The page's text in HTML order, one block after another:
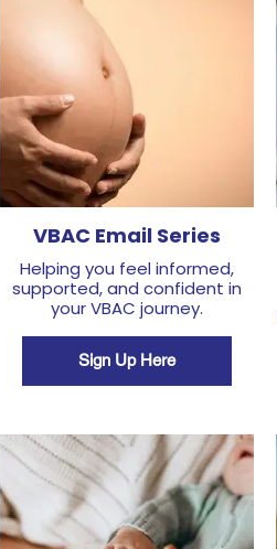
VBAC Email Series
Helping you feel informed,
supported, and confident in
your VBAC journey.
Sign Up Here